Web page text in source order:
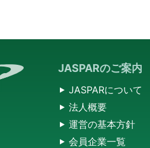
JASPARのご案内
JASPARについて
法人概要
運営の基本方針
会員企業一覧